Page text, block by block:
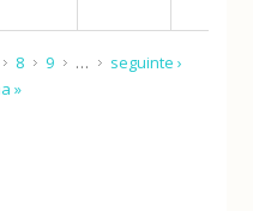
8 9 …
seguinte ›
»